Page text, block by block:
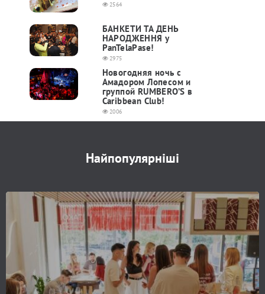
2564
БАНКЕТИ ТА ДЕНЬ
НАРОДЖЕННЯ у
PanTelaPase!
2975
Новогодняя ночь с
Амадором Лопесом и
группой RUMBERO’S в
Caribbean Club!
2006
Найпопулярніші